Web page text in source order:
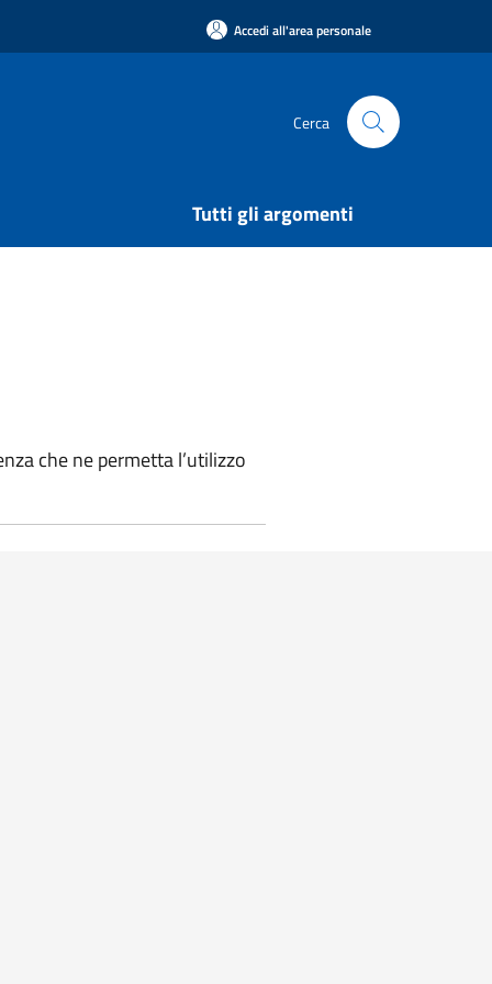
Accedi all'area personale
Cerca
Tutti gli argomenti
che ne permetta l’utilizzo